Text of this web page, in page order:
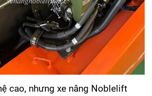
cao, nhưng xe nâng Noblelift